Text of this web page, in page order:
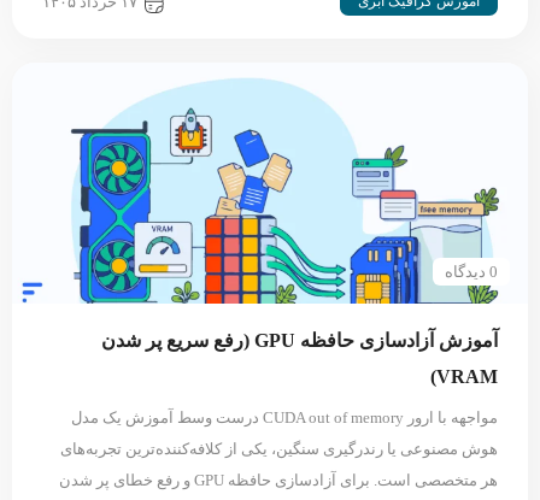
0 دیدگاه
آموزش آزادسازی حافظه GPU (رفع سریع پر شدن
VRAM)
مواجهه با ارور CUDA out of memory درست وسط آموزش یک مدل
هوش مصنوعی یا رندرگیری سنگین، یکی از کلافه‌کننده‌ترین تجربه‌های
هر متخصصی است. برای آزادسازی حافظه GPU و رفع خطای پر شدن